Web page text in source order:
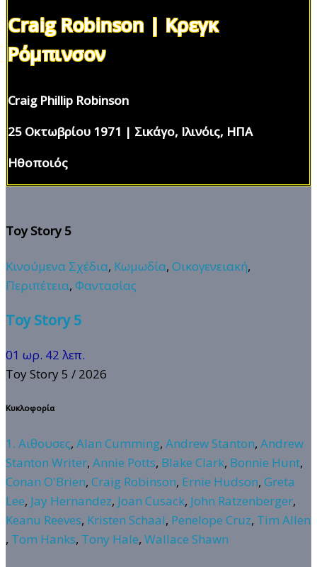
Craig Robinson | Κρεγκ
Ρόμπινσον
Craig Phillip Robinson
25 Οκτωβρίου 1971 | Σικάγο, Ιλινόις, ΗΠΑ
Ηθοποιός
Toy Story 5
Κινούμενα Σχέδια, Κωμωδία, Οικογενειακή,
Περιπέτεια, Φαντασίας
Toy Story 5
01 ωρ. 42 λεπ.
Toy Story 5 / 2026
Κυκλοφορία
1. Αιθουσες, Alan Cumming, Andrew Stanton, Andrew
Stanton Writer, Annie Potts, Blake Clark, Bonnie Hunt,
Conan O'Brien, Craig Robinson, Ernie Hudson, Greta
Lee, Jay Hernandez, Joan Cusack, John Ratzenberger,
Keanu Reeves, Kristen Schaal, Penelope Cruz, Tim Allen
, Tom Hanks, Tony Hale, Wallace Shawn